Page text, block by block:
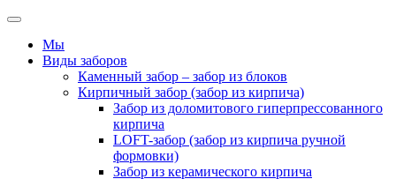
Мы
Виды заборов
Каменный забор – забор из блоков
Кирпичный забор (забор из кирпича)
Забор из доломитового гиперпрессованного
кирпича
LOFT-забор (забор из кирпича ручной
формовки)
Забор из керамического кирпича